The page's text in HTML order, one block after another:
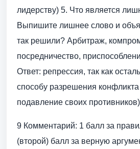
лидерству) 5. Что является
Выпишите лишнее слово и
так решили? Арбитраж,
посредничество,
Ответ: репрессия, так как
способу разрешения
подавление своих
9 Комментарий: 1 балл за
(второй) балл за верную